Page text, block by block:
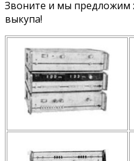
Звоните и мы предложим
выкупа!